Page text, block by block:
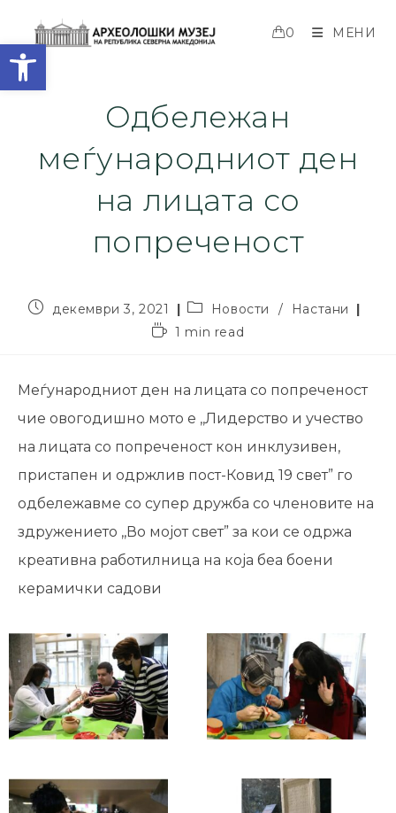
Open toolbar
0 МЕНИ
Одбележан
меѓународниот ден
на лицата со
попреченост
декември 3, 2021 Новости /
Настани
1 min read
Меѓународниот ден на лицата со попреченост
чие овогодишно мото е ,,Лидерство и учество
на лицата со попреченост кон инклузивен,
пристапен и одржлив пост-Ковид 19 свет” го
одбележавме со супер дружба со членовите на
здружението ,,Во мојот свет” за кои се одржа
креативна работилница на која беа боени
керамички садови